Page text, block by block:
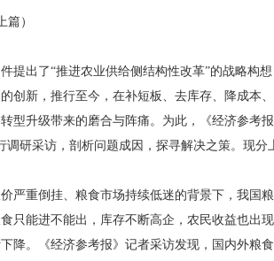
上篇）
提出了“推进农业供给侧结构性改革”的战略构
创新，推行至今，在补短板、去库存、降成本
型升级带来的磨合与阵痛。为此，《经济参考
调研采访，剖析问题成因，探寻解决之策。现分
重倒挂、粮食市场持续低迷的背景下，我国
只能进不能出，库存不断高企，农民收益也出
降。《经济参考报》记者采访发现，国内外粮